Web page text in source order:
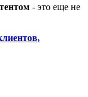
- это еще не